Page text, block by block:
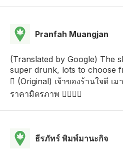
Pranfah Muangjan
(Translated by Google) The
super drunk, lots to choose
😘 (Original) เจ้าของร้านใจดี เ
ราคามิตรภาพ 👍🏻🍃😘
ธีรภัทร์ พิมพ์มานะกิจ